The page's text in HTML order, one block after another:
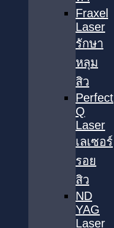
Fraxel
Laser
รักษา
หลุม
สิว
Perfect
Q
Laser
เลเซอร์
รอย
สิว
ND
YAG
Laser